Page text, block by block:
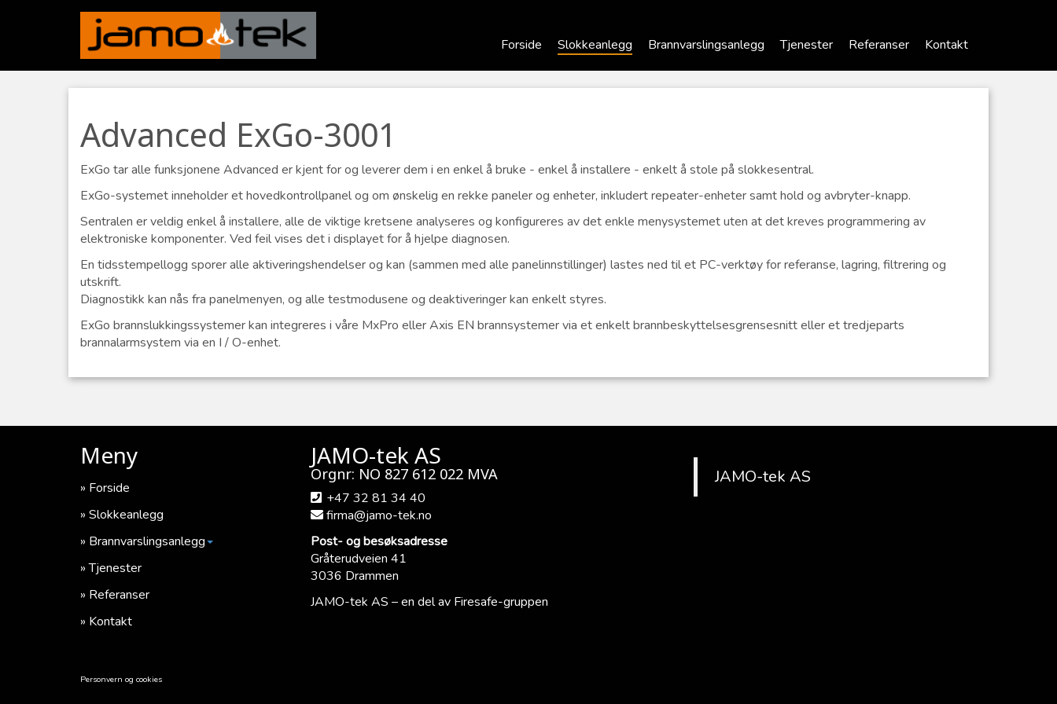
Forside Slokkeanlegg Brannvarslingsanlegg Tjenester Referanser Kontakt
Advanced ExGo-3001
ExGo tar alle funksjonene Advanced er kjent for og leverer dem i en enkel å bruke - enkel å installere - enkelt å stole på slokkesentral.
ExGo-systemet inneholder et hovedkontrollpanel og om ønskelig en rekke paneler og enheter, inkludert repeater-enheter samt hold og avbryter-knapp.
Sentralen er veldig enkel å installere, alle de viktige kretsene analyseres og konfigureres av det enkle menysystemet uten at det kreves programmering av
elektroniske komponenter. Ved feil vises det i displayet for å hjelpe diagnosen.
En tidsstempellogg sporer alle aktiveringshendelser og kan (sammen med alle panelinnstillinger) lastes ned til et PC-verktøy for referanse, lagring, filtrering og
utskrift.
Diagnostikk kan nås fra panelmenyen, og alle testmodusene og deaktiveringer kan enkelt styres.
ExGo brannslukkingssystemer kan integreres i våre MxPro eller Axis EN brannsystemer via et enkelt brannbeskyttelsesgrensesnitt eller et tredjeparts
brannalarmsystem via en I / O-enhet.
Meny
Forside
Slokkeanlegg
Brannvarslingsanlegg
Tjenester
Referanser
Kontakt
JAMO-tek AS
Orgnr: NO 827 612 022 MVA
+47 32 81 34 40
firma@jamo-tek.no
Post- og besøksadresse
Gråterudveien 41
3036 Drammen
JAMO-tek AS – en del av Firesafe-gruppen
JAMO-tek AS
Personvern og cookies